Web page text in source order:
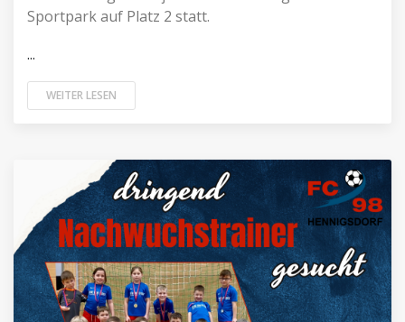
Sportpark auf Platz 2 statt.
...
WEITER LESEN